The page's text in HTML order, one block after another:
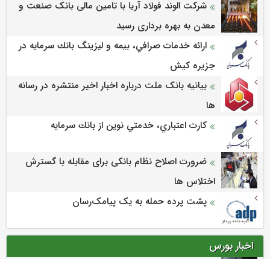
شرکت الوند فولاد آریا با تامین مالی بانک صنعت و
معدن به بهره برداری رسید
ارائه خدمات صرافي، بيمه و ليزينگ بانك سرمايه در
جزيره كيش
بیانیه بانک ملت درباره اخبار اخیر منتشره در رسانه
ها
كارت اعتباري، خدمتي نوين از بانك سرمايه
ضرورت اصلاح نظام بانکی برای مقابله با گسترش
اختلاس ها
پشت پرده حمله به یک پیامک‌رسان
اخبار بورس